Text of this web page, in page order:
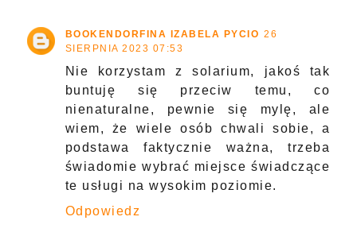
BOOKENDORFINA IZABELA PYCIO 26
SIERPNIA 2023 07:53
Nie korzystam z solarium, jakoś tak
buntuję się przeciw temu, co
nienaturalne, pewnie się mylę, ale
wiem, że wiele osób chwali sobie, a
podstawa faktycznie ważna, trzeba
świadomie wybrać miejsce świadczące
te usługi na wysokim poziomie.
Odpowiedz